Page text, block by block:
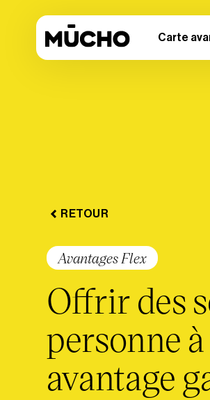
Carte
RETOUR
Avantages Flex
Offrir des
personne
avantage